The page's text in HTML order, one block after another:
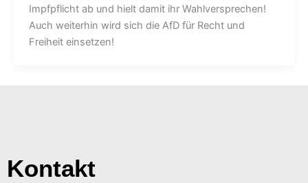
Impfpflicht ab und hielt damit ihr Wahlversprechen!
Auch weiterhin wird sich die AfD für Recht und
Freiheit einsetzen!
Kontakt